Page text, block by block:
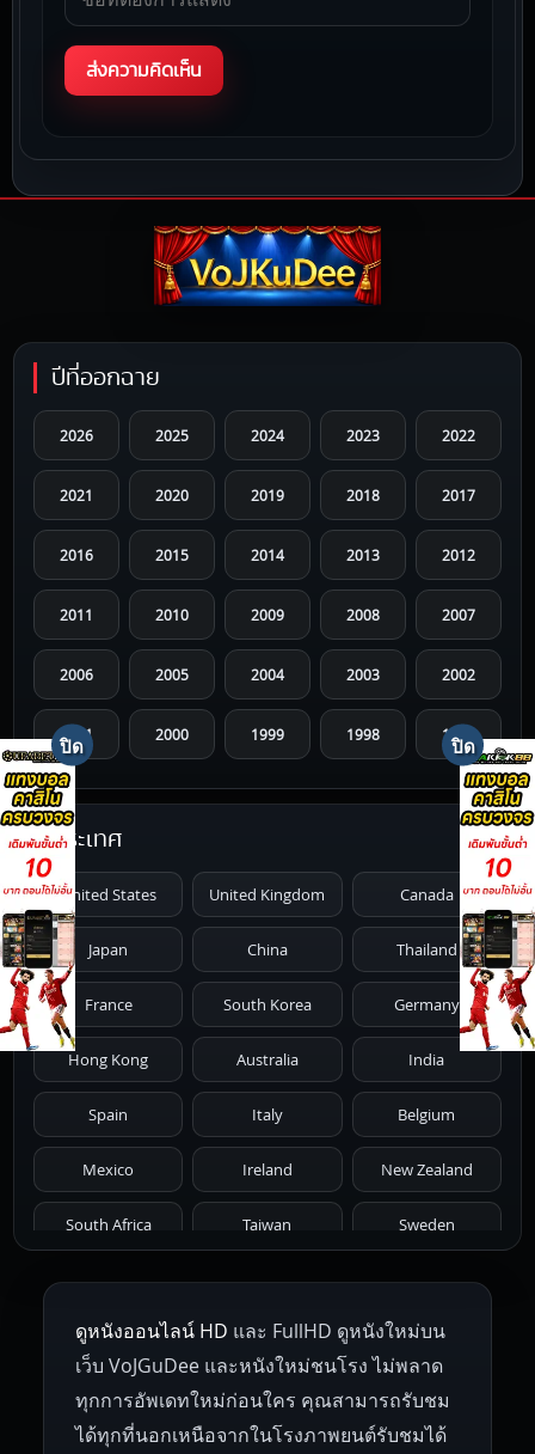
ปีที่ออกฉาย
2026 2025 2024 2023 2022
2021 2020 2019 2018 2017
2016 2015 2014 2013 2012
2011 2010 2009 2008 2007
2006 2005 2004 2003 2002
2001 2000 1999 1998 1997
1996 1995 1994 1993 1992
1991 1987
1986 1985 1984 1983 1982
1981 1980 1979 1978 1977
1976 1975 1974 1973 1972
1971 1970 1969 1968 1967
1966 1965 1964 1963 1962
1959 1955
1945 1942 1941 1940 1939
1937 1930
ประเทศ
United States United Kingdom Canada
Japan China Thailand
France South Korea Germany
Hong Kong Australia India
Spain Italy Belgium
Mexico Ireland New Zealand
South Africa Taiwan Sweden
Netherlands Russia Poland
Hungary Denmark Bulgaria
Czech Republic Brazil Turkey
ดูหนังออนไลน์ HD และ FullHD ดูหนังใหม่บน
เว็บ VoJGuDee และหนังใหม่ชนโรง ไม่พลาด
ทุกการอัพเดทใหม่ก่อนใคร คุณสามารถรับชม
ได้ทุกที่นอกเหนือจากในโรงภาพยนต์รับชมได้